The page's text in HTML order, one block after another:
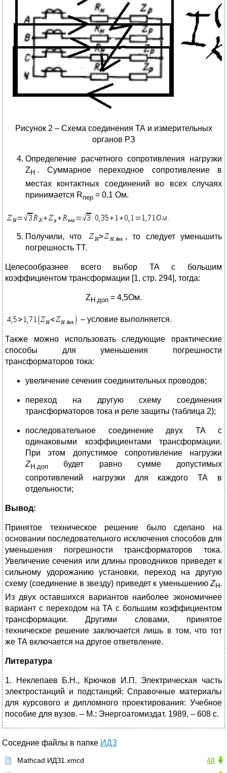
Рисунок 2 – Схема соединения ТА и измерительных
органов РЗ
Определение расчетного сопротивления нагрузки
Z Н.. Суммарное переходное сопротивление в
местах контактных соединений во всех случаях
принимается Rпер = 0,1 Ом.
Получили, что
, то следует уменьшить
погрешность ТТ.
Целесообразнее всего выбор ТА с большим
коэффициентом трансформации [1, стр. 294], тогда:
ZН.доп= 4,5Ом.
– условие выполняется.
Также можно использовать следующие практические
способы для уменьшения погрешности
трансформаторов тока:
увеличение сечения соединительных проводов;
переход на другую схему соединения
трансформаторов тока и реле защиты (таблица 2);
последовательное соединение двух ТА с
одинаковыми коэффициентами трансформации.
При этом допустимое сопротивление нагрузки
ZН.доп будет равно сумме допустимых
сопротивлений нагрузки для каждого ТА в
отдельности;
Вывод:
Принятое техническое решение было сделано на
основании последовательного исключения способов для
уменьшения погрешности трансформаторов тока.
Увеличение сечения или длины проводников приведет к
сильному удорожанию установки, переход на другую
схему (соединение в звезду) приведет к уменьшению ZН.
Из двух оставшихся вариантов наиболее экономичнее
вариант с переходом на ТА с большим коэффициентом
трансформации. Другими словами, принятое
техническое решение заключается лишь в том, что тот
же ТА включается на другое ответвление.
Литература
1. Неклепаев Б.Н., Крючков И.П. Электрическая часть
электростанций и подстанций: Справочные материалы
для курсового и дипломного проектирования: Учебное
пособие для вузов. – М.: Энергоатомиздат. 1989, – 608 с.
Соседние файлы в папке ИДЗ
48
Mathcad ИДЗ1.xmcd